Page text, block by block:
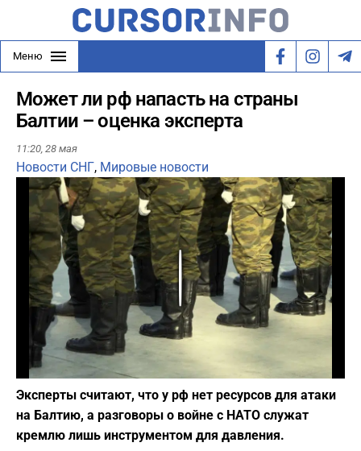
Меню
Может ли рф напасть на страны
Балтии – оценка эксперта
11:20, 28 мая
Новости СНГ, Мировые новости
Play
Фото: depositphotos.com
Эксперты считают, что у рф нет ресурсов для атаки
на Балтию, а разговоры о войне с НАТО служат
кремлю лишь инструментом для давления.